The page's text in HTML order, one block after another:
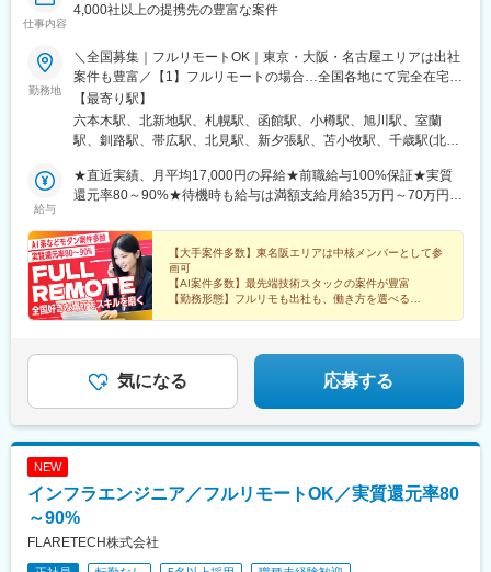
仕事内容
4,000社以上の提携先の豊富な案件
勤務地
＼全国募集｜フルリモートOK｜東京・大阪・名古屋エリアは出社
案件も豊富／【1】フルリモートの場合…全国各地にて完全在宅勤
務が可能！強制的な出社日もありません。【2】出社の場合…本
社、大阪支店、もしくは東京・大阪・名古屋エリアの各プロジェ
クト先※転居を伴う転勤はなし※プロジェクトは希望や適性を考慮
75.6%の社員がリモートワークにて勤務中！＜リモートワーク率
＞フルリモート64.0%、リモート×出社11.6%、フル出社
で全国47都道府県に社員が在籍。特に東京・大阪・名古屋エリア
では出社ベースの上流案件が豊富で、大手クライアント先に常駐
し、中核メンバーとして参画するチャンスも！クライアントと直
接やりとりしながら要件定義や設計から携わるため、上流工程や
PM/PLを目指す方には出社ベースの案件が近道です。【本社】東
阪市北区梅田1丁目2-2 大阪駅前第2ビル12-12
【最寄り駅】
六本木駅、北新地駅、札幌駅、函館駅、小樽駅、旭川駅、室蘭
駅、釧路駅、帯広駅、北見駅、新夕張駅、苫小牧駅、千歳駅(北海
上駅、宮古駅、盛駅、久慈駅、仙台駅、石巻駅、杜せきのした
駅、新田駅(宮城県)、多賀城駅、気仙沼駅、いわき駅、郡山駅(福
駅、秋田駅、横手駅、能代駅、湯沢駅、大久保駅(秋田県)、鷹ノ巣
駅、山形駅、鶴岡駅、酒田駅、米沢駅、天童駅、さくらんぼ東根
駅、寒河江駅、新庄駅、水戸駅、つくば駅、日立駅、勝田駅、土
浦駅、古河駅、取手駅、下館駅、笹川駅、牛久駅、龍ケ崎市駅、
守谷駅、水海道駅、宇都宮駅、小山駅、栃木駅、足利駅、佐野
駅、前橋駅、太田駅(群馬県)、伊勢崎駅、桐生駅、館林駅、渋川
駅、川口駅、川越駅、所沢駅、越谷駅、草加駅、春日部駅、上尾
駅、熊谷駅、浦和駅、新座駅、狭山市駅、入間市駅、三郷駅(埼玉
都)、池袋駅、目黒駅、錦糸町駅、渋谷駅、調布駅、上野駅、小平
駅、立川駅、日本橋駅(東京都)、吉祥寺駅、多摩センター駅、青梅
駅、国分寺駅、武蔵小金井駅、昭島駅、東京駅、国立駅、玉川上
水駅、東久留米駅、船橋駅、松戸駅、市川駅、柏駅、五井駅、千
給与
★直近実績、月平均17,000円の昇給★前職給与100%保証★実質
還元率80～90%★待機時も給与は満額支給月給35万円～70万円＋
験・能力等を考慮の上で決定します。※上記金額には、みなし残業
手当（50時間分・104,000円～212,000円）を含みます。超過分は
別途追加支給します。┗残業時間は月平均10時間、多い時でも20
時間程度と安定しております★単価連動型の給与体系ではないた
め、万が一待機になってもその間の給与は満額支給しています。
ア：月給274,000円→月給362,000円（＋88,000円/月）・20
代/iOSエンジニア：月給237,000円→月給287,000円（＋50,000
円/月）・20代/Androidエンジニア：月給316,000円→月給
374,000円（＋58,000円/月）・30代/Javaエンジニア（上流）：
月給340,000円→月給418,000円（＋78,000円/月）
【大手案件多数】東名阪エリアは中核メンバーとして参
画可
【AI案件多数】最先端技術スタックの案件が豊富
【勤務形態】フルリモも出社も、働き方を選べる
気になる 応募する
NEW
インフラエンジニア／フルリモートOK／実質還元率80
～90%
FLARETECH株式会社